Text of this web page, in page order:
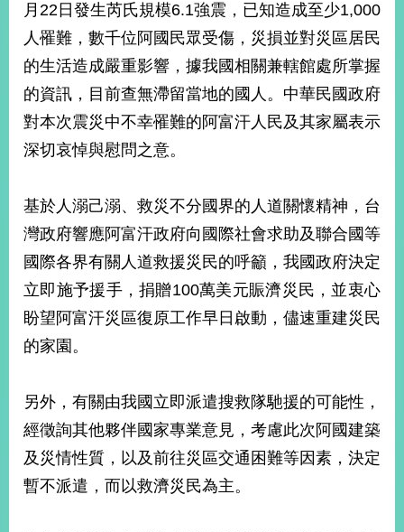
經
濟
不
落
國
海
護
照
回
首
頁
網
站
覽
關
本
部
新
聞
中
月22日發生芮氏規模6.1強震，已知造成至少1,000
人罹難，數千位阿國民眾受傷，災損並對災區居民
的生活造成嚴重影響，據我國相關兼轄館處所掌握
的資訊，目前查無滯留當地的國人。中華民國政府
對本次震災中不幸罹難的阿富汗人民及其家屬表示
深切哀悼與慰問之意。
基於人溺己溺、救災不分國界的人道關懷精神，台
灣政府響應阿富汗政府向國際社會求助及聯合國等
國際各界有關人道救援災民的呼籲，我國政府決定
立即施予援手，捐贈100萬美元賑濟災民，並衷心
盼望阿富汗災區復原工作早日啟動，儘速重建災民
的家園。
另外，有關由我國立即派遣搜救隊馳援的可能性，
經徵詢其他夥伴國家專業意見，考慮此次阿國建築
及災情性質，以及前往災區交通困難等因素，決定
暫不派遣，而以救濟災民為主。